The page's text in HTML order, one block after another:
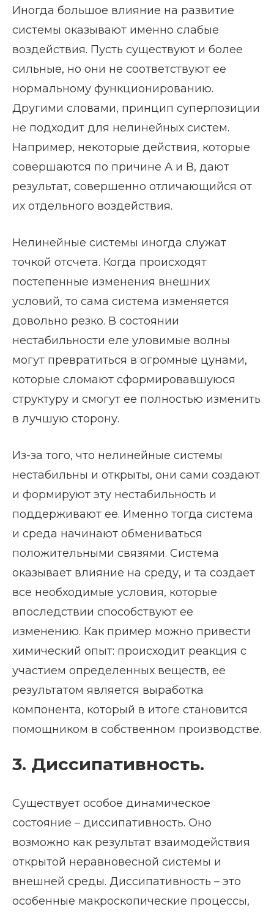
Иногда большое влияние на развитие
системы оказывают именно слабые
воздействия. Пусть существуют и более
сильные, но они не соответствуют ее
нормальному функционированию.
Другими словами, принцип суперпозиции
не подходит для нелинейных систем.
Например, некоторые действия, которые
совершаются по причине А и В, дают
результат, совершенно отличающийся от
их отдельного воздействия.
Нелинейные системы иногда служат
точкой отсчета. Когда происходят
постепенные изменения внешних
условий, то сама система изменяется
довольно резко. В состоянии
нестабильности еле уловимые волны
могут превратиться в огромные цунами,
которые сломают сформировавшуюся
структуру и смогут ее полностью изменить
в лучшую сторону.
Из-за того, что нелинейные системы
нестабильны и открыты, они сами создают
и формируют эту нестабильность и
поддерживают ее. Именно тогда система
и среда начинают обмениваться
положительными связями. Система
оказывает влияние на среду, и та создает
все необходимые условия, которые
впоследствии способствуют ее
изменению. Как пример можно привести
химический опыт: происходит реакция с
участием определенных веществ, ее
результатом является выработка
компонента, который в итоге становится
помощником в собственном производстве.
3. Диссипативность.
Существует особое динамическое
состояние – диссипативность. Оно
возможно как результат взаимодействия
открытой неравновесной системы и
внешней среды. Диссипативность – это
особенные макроскопические процессы,